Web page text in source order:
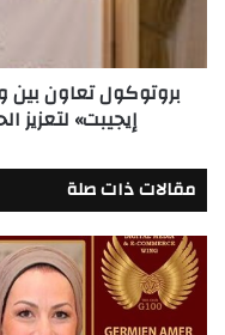
«آرت
إيجيبت»
لتعزيز
المصري
دوليًا
بروتوكول تعاون
إيجيبت» لتعزيز
مقالات ذات صلة